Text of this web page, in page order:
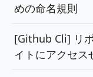
めの命名規則
[Github Cli] リ
イトにアクセス